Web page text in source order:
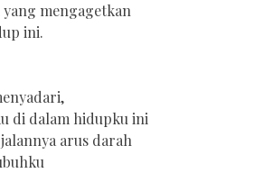
yang mengagetkan
ini.
di dalam hidupku ini
arus darah